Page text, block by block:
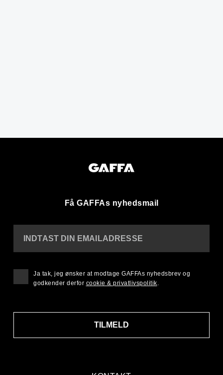
Få GAFFAs nyhedsmail
INDTAST DIN EMAILADRESSE
TILMELD
Ja tak, jeg ønsker at modtage GAFFAs nyhedsbrev og
godkender derfor cookie & privatlivspolitik.